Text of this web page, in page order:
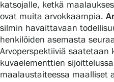
katsojalle, ketkä
ovat muita arvokkaampia.
silmin havaittavaan
henkilöiden asemasta
Arvoperspektiiviä saatetaan
kuvaelementtien
maalaustaiteessa maalliset